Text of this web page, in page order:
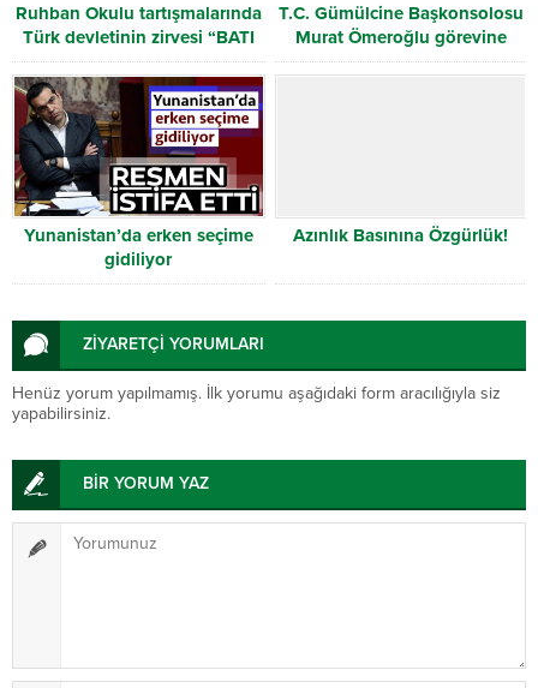
Ruhban Okulu tartışmalarında
Türk devletinin zirvesi “BATI
TRAKYA” dedi
T.C. Gümülcine Başkonsolosu
Murat Ömeroğlu görevine
başladı
Yunanistan’da erken seçime
gidiliyor
Azınlık Basınına Özgürlük!
ZİYARETÇİ YORUMLARI
Henüz yorum yapılmamış. İlk yorumu aşağıdaki form aracılığıyla siz
yapabilirsiniz.
BİR YORUM YAZ